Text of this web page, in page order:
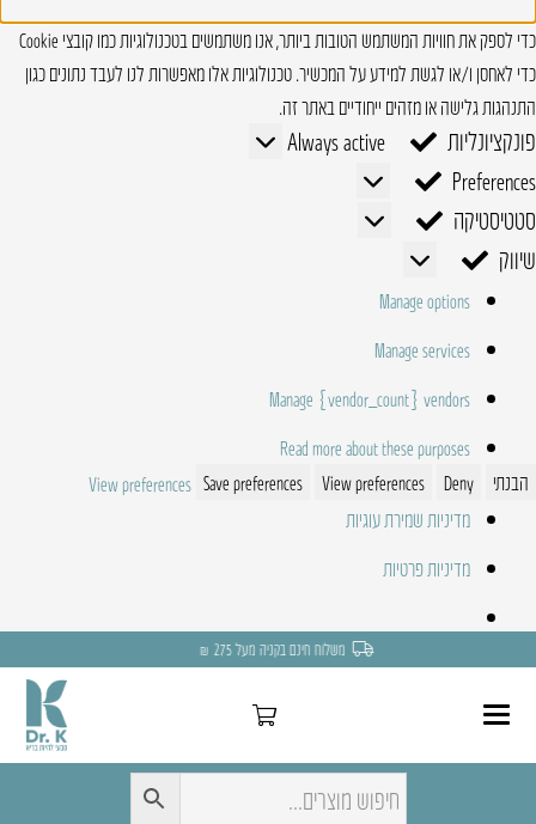
כדי לספק את חוויות המשתמש הטובות ביותר, אנו משתמשים בטכנולוגיות כמו קובצי Cookie
כדי לאחסן ו/או לגשת למידע על המכשיר. טכנולוגיות אלו מאפשרות לנו לעבד נתונים כגון
התנהגות גלישה או מזהים ייחודיים באתר זה.
פונקציונליות פונקציונליות
Always active
Preferences
Preferences
סטטיסטיקה
סטטיסטיקה
שיווק
שיווק
Manage options
Manage services
Manage {vendor_count} vendors
Read more about these purposes
הבנתי
Deny
View preferences
Save preferences
View preferences
מדיניות שמירת עוגיות
מדיניות פרטיות
משלוח חינם בקניה מעל 275 ₪